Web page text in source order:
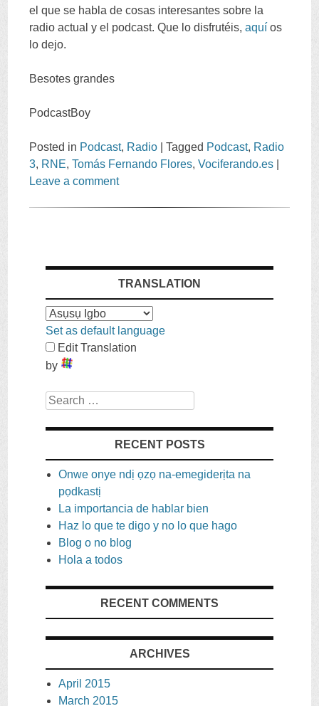
el que se habla de cosas interesantes sobre la
radio actual y el podcast.Que lo disfrutéis,aquí os
lo dejo.
Besotes grandes
PodcastBoy
Posted in Podcast, Radio |Tagged Podcast, Radio
3, RNE,Tomás Fernando Flores,Vociferando.es
Leave a comment
TRANSLATION
Set as default language
Edit Translation
by
Search
RECENT POSTS
Onwe onye ndị ọzọ na-emegiderịta na
pọdkastị
La importancia de hablar bien
Haz lo que te digo y no lo que hago
Blog o no blog
Hola a todos
RECENT COMMENTS
ARCHIVES
April 2015
March 2015